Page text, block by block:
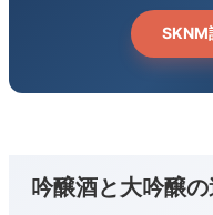
SKNM
吟醸酒と大吟醸